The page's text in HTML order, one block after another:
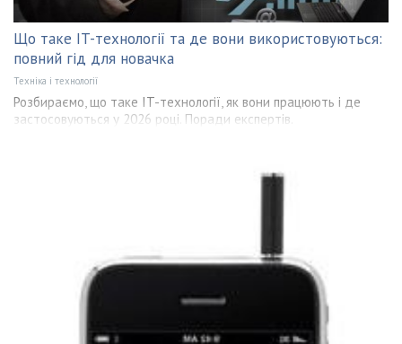
Що таке IT-технології та де вони використовуються:
повний гід для новачка
Техніка і технології
Розбираємо, що таке IT-технології, як вони працюють і де
застосовуються у 2026 році. Поради експертів.